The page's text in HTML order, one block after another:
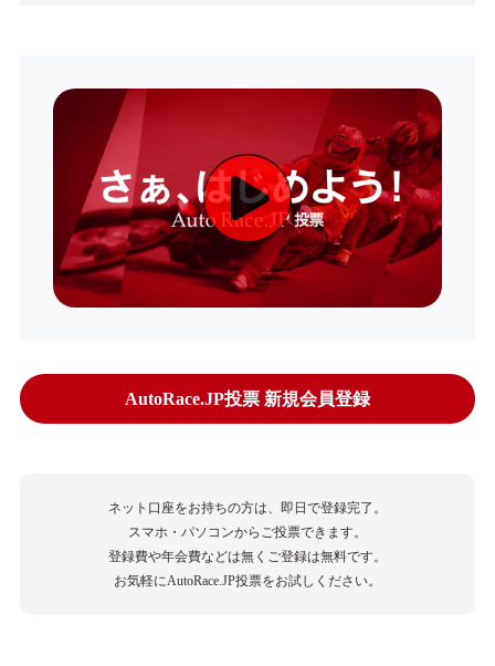
AutoRace.JP投票 新規会員登録
ネット口座をお持ちの方は、即日で登録完了。
スマホ・パソコンからご投票できます。
登録費や年会費などは無くご登録は無料です。
お気軽にAutoRace.JP投票をお試しください。